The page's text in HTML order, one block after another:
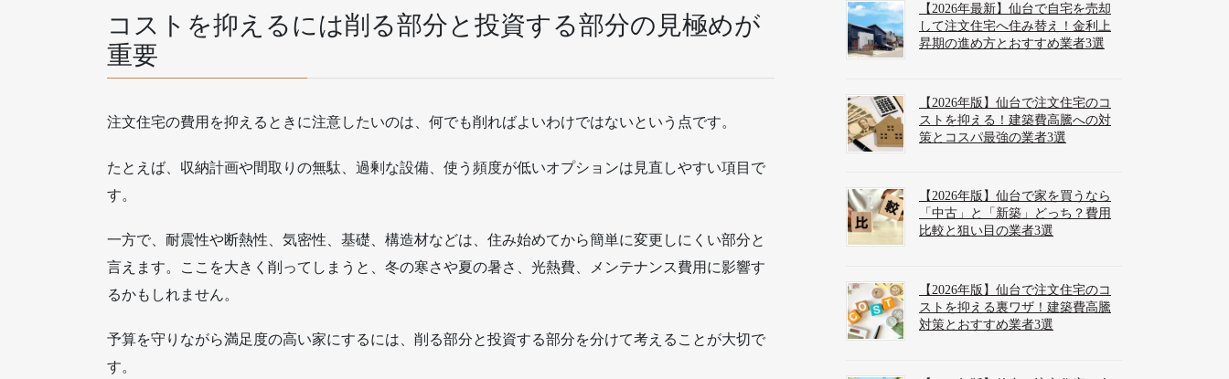
コストを抑えるには削る部分と投資する部分の見極めが
重要
注文住宅の費用を抑えるときに注意したいのは、何でも削ればよいわけではないという点です。
たとえば、収納計画や間取りの無駄、過剰な設備、使う頻度が低いオプションは見直しやすい項目で
す。
一方で、耐震性や断熱性、気密性、基礎、構造材などは、住み始めてから簡単に変更しにくい部分と
言えます。ここを大きく削ってしまうと、冬の寒さや夏の暑さ、光熱費、メンテナンス費用に影響す
るかもしれません。
予算を守りながら満足度の高い家にするには、削る部分と投資する部分を分けて考えることが大切で
す。
【2026年最新】仙台で自宅を売却
して注文住宅へ住み替え！金利上
昇期の進め方とおすすめ業者3選
【2026年版】仙台で注文住宅のコ
ストを抑える！建築費高騰への対
策とコスパ最強の業者3選
【2026年版】仙台で家を買うなら
「中古」と「新築」どっち？費用
比較と狙い目の業者3選
【2026年版】仙台で注文住宅のコ
ストを抑える裏ワザ！建築費高騰
対策とおすすめ業者3選